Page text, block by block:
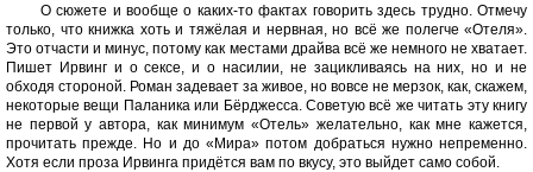
О сюжете и вообще о каких-то фактах говорить здесь трудно. Отмечу
только, что книжка хоть и тяжёлая и нервная, но всё же полегче «Отеля».
Это отчасти и минус, потому как местами драйва всё же немного не хватает.
Пишет Ирвинг и о сексе, и о насилии, не зацикливаясь на них, но и не
обходя стороной. Роман задевает за живое, но вовсе не мерзок, как, скажем,
некоторые вещи Паланика или Бёрджесса. Советую всё же читать эту книгу
не первой у автора, как минимум «Отель» желательно, как мне кажется,
прочитать прежде. Но и до «Мира» потом добраться нужно непременно.
Хотя если проза Ирвинга придётся вам по вкусу, это выйдет само собой.